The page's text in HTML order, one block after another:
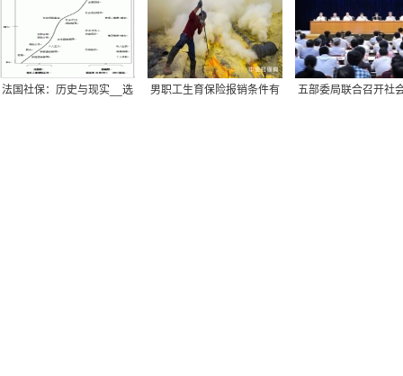
社保最低缴费年限是几年？社保交满几年就不用交了？（2026
2025年高龄老人津贴发放标准最新公布，高龄补贴领取方式是
2026年江西南昌社保缴纳基数遵循的标准是啥
山东领取社保福利补贴，有哪些实用的操作方法？（2026/03/2
法国社保：历史与现实__选
男职工生育保险报销条件有
五部委局联合召开社